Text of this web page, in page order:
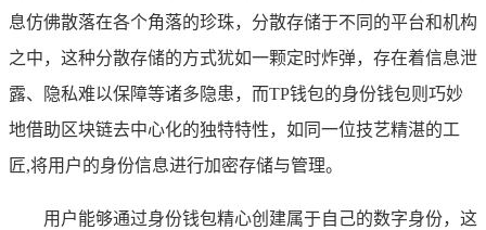
息仿佛散落在各个角落的珍珠，分散存储于不同的平台和机构
之中，这种分散存储的方式犹如一颗定时炸弹，存在着信息泄
露、隐私难以保障等诸多隐患，而TP钱包的身份钱包则巧妙
地借助区块链去中心化的独特特性，如同一位技艺精湛的工
匠,将用户的身份信息进行加密存储与管理。
用户能够通过身份钱包精心创建属于自己的数字身份，这